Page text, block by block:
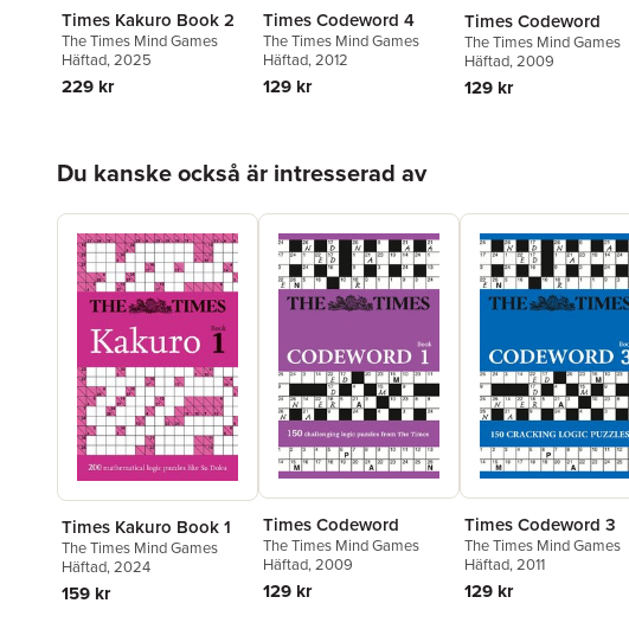
Times Kakuro Book 2
The Times Mind Games
Häftad, 2025
229 kr
Times Codeword 4
The Times Mind Games
Häftad, 2012
129 kr
Times Codeword
The Times Mind Games
Häftad, 2009
129 kr
Du kanske också är intresserad av
Times Kakuro Book 1
The Times Mind Games
Häftad, 2024
159 kr
Times Codeword
The Times Mind Games
Häftad, 2009
129 kr
Times Codeword 3
The Times Mind Games
Häftad, 2011
129 kr